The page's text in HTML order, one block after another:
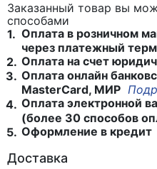
Заказанный товар вы
способами
1. Оплата в розничном
через платежный
2. Оплата на счет
3. Оплата онлайн
MasterCard, МИР
4. Оплата электронной
(более 30 способов
5. Оформление в кредит
Доставка